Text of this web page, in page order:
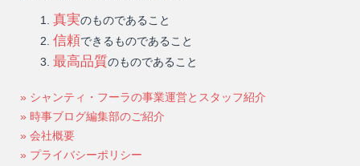
真実のものであること
信頼できるものであること
最高品質のものであること
» シャンティ・フーラの事業運営とスタッフ紹介
» 時事ブログ編集部のご紹介
» 会社概要
» プライバシーポリシー